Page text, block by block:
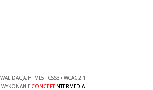
WALIDACJA: HTML5+CSS3+WCAG 2.1
WYKONANIE CONCEPTINTERMEDIA